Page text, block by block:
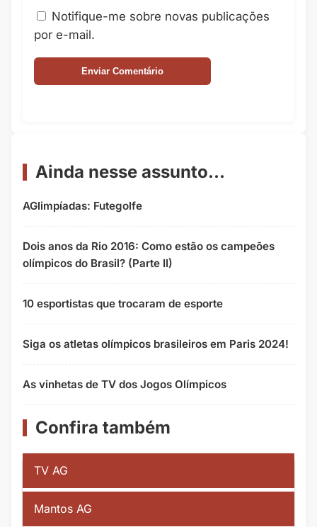
Notifique-me sobre novas publicações
por e-mail.
Ainda nesse assunto...
AGlimpíadas: Futegolfe
Dois anos da Rio 2016: Como estão os campeões
olímpicos do Brasil? (Parte II)
10 esportistas que trocaram de esporte
Siga os atletas olímpicos brasileiros em Paris 2024!
As vinhetas de TV dos Jogos Olímpicos
Confira também
TV AG
Mantos AG